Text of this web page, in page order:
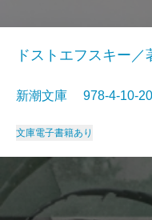
ドストエフスキー
新潮文庫 978-4-10-
文庫電子書籍あり